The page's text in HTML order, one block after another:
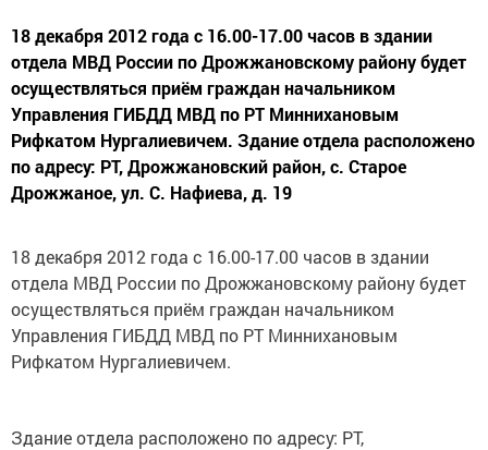
18 декабря 2012 года с 16.00-17.00 часов в здании
отдела МВД России по Дрожжановскому району будет
осуществляться приём граждан начальником
Управления ГИБДД МВД по РТ Миннихановым
Рифкатом Нургалиевичем. Здание отдела расположено
по адресу: РТ, Дрожжановский район, с. Старое
Дрожжаное, ул. С. Нафиева, д. 19
18 декабря 2012 года с 16.00-17.00 часов в здании
отдела МВД России по Дрожжановскому району будет
осуществляться приём граждан начальником
Управления ГИБДД МВД по РТ Миннихановым
Рифкатом Нургалиевичем.
Здание отдела расположено по адресу: РТ,